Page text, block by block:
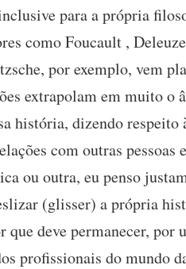
para a própria
como Foucault ,
por exemplo, vem
extrapolam em muito o
história, dizendo
com outras
ou outra, eu penso
(glisser) a própria
deve permanecer, por
profissionais do mundo